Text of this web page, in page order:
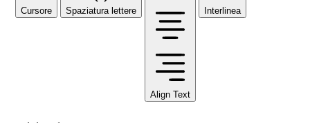
Cursore Spaziatura lettere
Align Text
Interlinea